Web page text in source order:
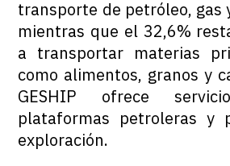
transporte de petróleo, gas
mientras que el 32,6%
a transportar materias
como alimentos, granos y
GESHIP ofrece
plataformas petroleras y
exploración.